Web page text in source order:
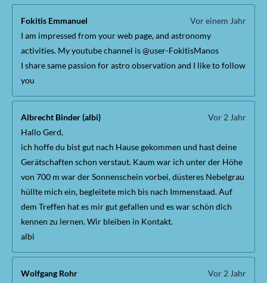
Fokitis Emmanuel
Vor einem Jahr
I am impressed from your web page, and astronomy
activities. My youtube channel is @user-FokitisManos
I share same passion for astro observation and I like to follow
you
Albrecht Binder (albi)
Vor 2 Jahr
Hallo Gerd,
ich hoffe du bist gut nach Hause gekommen und hast deine
Gerätschaften schon verstaut. Kaum war ich unter der Höhe
von 700 m war der Sonnenschein vorbei, düsteres Nebelgrau
hüllte mich ein, begleitete mich bis nach Immenstaad. Auf
dem Treffen hat es mir gut gefallen und es war schön dich
kennen zu lernen. Wir bleiben in Kontakt.
albi
Wolfgang Rohr
Vor 2 Jahr